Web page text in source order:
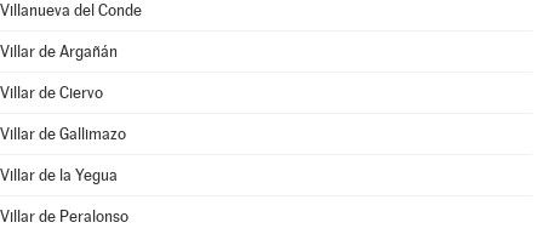
Villanueva del Conde
Villar de Argañán
Villar de Ciervo
Villar de Gallimazo
Villar de la Yegua
Villar de Peralonso